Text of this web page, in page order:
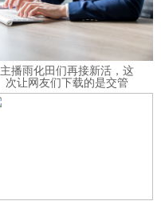
主播雨化田们再接新活，这
次让网友们下载的是交管
12123APP